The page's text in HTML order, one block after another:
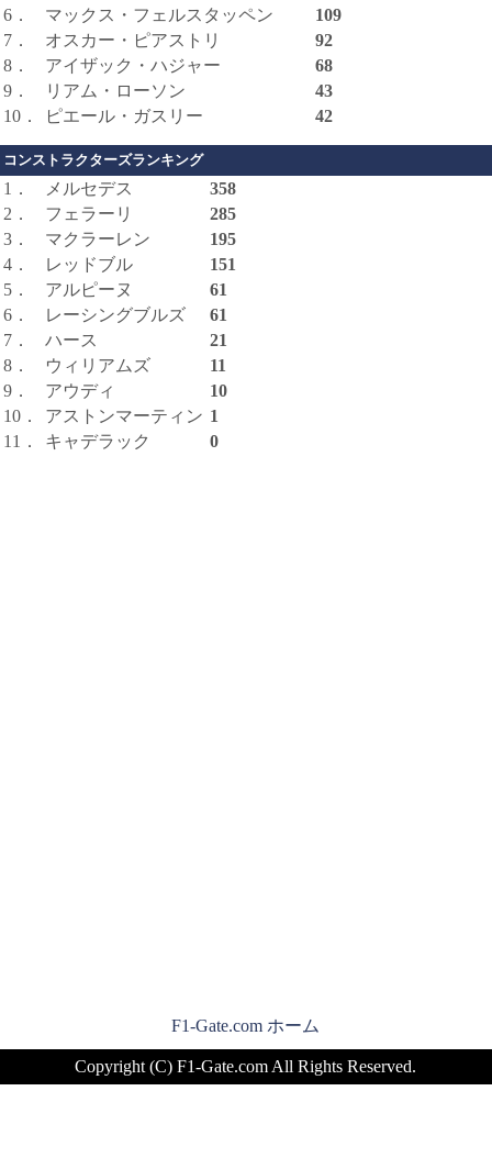
6．
マックス・フェルスタッペン
109
7．
オスカー・ピアストリ
92
8．
アイザック・ハジャー
68
9．
リアム・ローソン
43
10．
ピエール・ガスリー 42
コンストラクターズランキング
1． メルセデス
358
2．
フェラーリ
285
3．
マクラーレン
195
4．
レッドブル
151
5．
アルピーヌ
61
6．
レーシングブルズ
61
7．
ハース
21
8．
ウィリアムズ
11
9．
アウディ
10
10．
アストンマーティン 1
11．
キャデラック 0
F1-Gate.com ホーム
Copyright (C) F1-Gate.com All Rights Reserved.